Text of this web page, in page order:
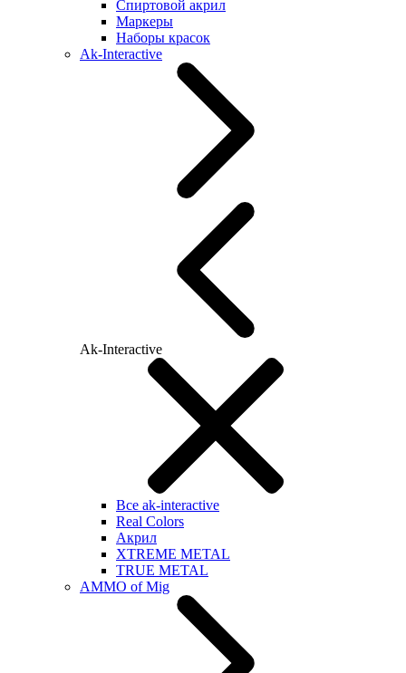
Спиртовой акрил
Маркеры
Наборы красок
Ak-Interactive
Ak-Interactive
Все ak-interactive
Real Colors
Акрил
XTREME METAL
TRUE METAL
AMMO of Mig